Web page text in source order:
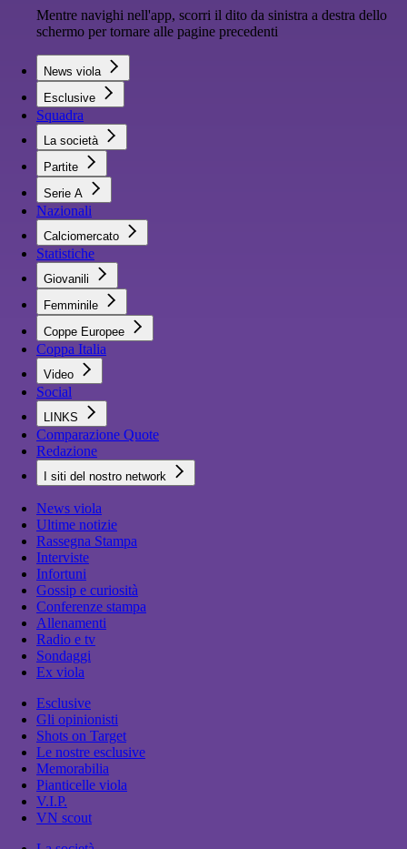
Mentre navighi nell'app, scorri il dito da sinistra a destra dello
schermo per tornare alle pagine precedenti
News viola
Esclusive
Squadra
La società
Partite
Serie A
Nazionali
Calciomercato
Statistiche
Giovanili
Femminile
Coppe Europee
Coppa Italia
Video
Social
LINKS
Comparazione Quote
Redazione
I siti del nostro network
News viola
Ultime notizie
Rassegna Stampa
Interviste
Infortuni
Gossip e curiosità
Conferenze stampa
Allenamenti
Radio e tv
Sondaggi
Ex viola
Esclusive
Gli opinionisti
Shots on Target
Le nostre esclusive
Memorabilia
Pianticelle viola
V.I.P.
VN scout